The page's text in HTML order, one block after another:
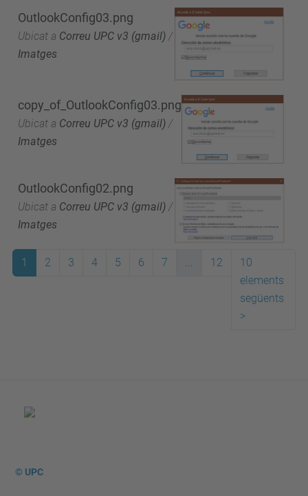
OutlookConfig03.png
Ubicat a Correu UPC v3 (gmail) /
Imatges
copy_of_OutlookConfig03.png
Ubicat a Correu UPC v3 (gmail) /
Imatges
OutlookConfig02.png
Ubicat a Correu UPC v3 (gmail) /
Imatges
1 2 3 4 5 6 7 ... 12
10
elements
següents
>
© UPC